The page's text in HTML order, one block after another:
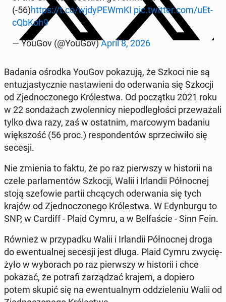
(-56)https://t.co/wjdy­PEWm­KI pic.twitter.com/uEt­
cQb­Koh9
— YouGov (@YouGov)April 8, 2026
Badania ośrodka YouGov po­ka­zu­ją, że Szkoci nie są
en­tu­zja­stycz­nie na­sta­wie­ni do ode­rwa­nia się Szkocji
od Zjed­no­czo­ne­go Kró­le­stwa. Od po­cząt­ku 2021 roku
w 22 son­da­żach zwo­len­ni­cy nie­pod­le­gło­ści prze­wa­ża­li
tylko dwa razy, zaś w ostat­nim, mar­co­wym badaniu
więk­szość (56 proc.) re­spon­den­tów sprze­ci­wi­ło się
secesji.
Nie zmienia to faktu, że po raz pierw­szy w hi­sto­rii na
czele par­la­men­tów Szkocji, Walii i Ir­lan­dii Pół­noc­nej
stoją sze­fo­wie partii chcą­cych ode­rwa­nia się tych
krajów od Zjed­no­czo­ne­go Kró­le­stwa. W Edyn­bur­gu to
SNP, w Cardiff - Plaid Cymru, a w Bel­fa­ście - Sinn Fein.
Również w przy­pad­ku Walii i Ir­lan­dii Pół­noc­nej droga
do ewen­tu­al­nej secesji jest długa. Plaid Cymru zwy­cię­
ży­ło w wy­bo­rach po raz pierw­szy w hi­sto­rii i chce
pokazać, że potrafi za­rzą­dzać krajem, a dopiero
potem skupić się na ewen­tu­al­nym od­dzie­le­niu Walii od